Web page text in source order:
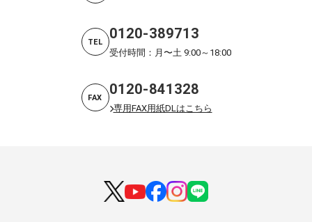
TEL 0120-389713
受付時間：月〜土 9:00～18:00
FAX 0120-841328
専用FAX用紙DLはこちら